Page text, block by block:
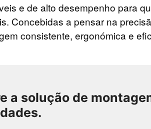
e de alto desempenho para
Concebidas a pensar na
consistente, ergonómica e
a solução de